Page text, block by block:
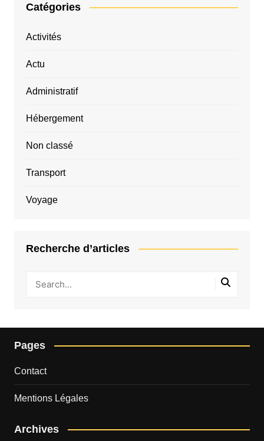
Catégories
Activités
Actu
Administratif
Hébergement
Non classé
Transport
Voyage
Recherche d’articles
Pages
Contact
Mentions Légales
Archives